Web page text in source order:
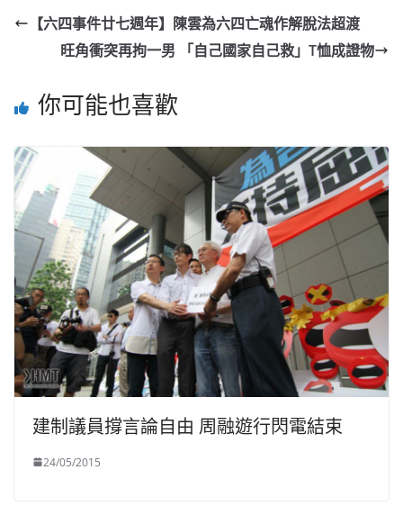
【六四事件廿七週年】陳雲為六四亡魂作解脫法超渡
旺角衝突再拘一男 「自己國家自己救」T恤成證物
你可能也喜歡
建制議員撐言論自由 周融遊行閃電結束
24/05/2015